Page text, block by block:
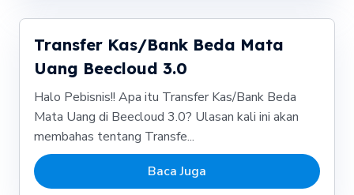
Transfer Kas/Bank Beda Mata
Uang Beecloud 3.0
Halo Pebisnis!! Apa itu Transfer Kas/Bank Beda
Mata Uang di Beecloud 3.0? Ulasan kali ini akan
membahas tentang Transfe...
Baca Juga